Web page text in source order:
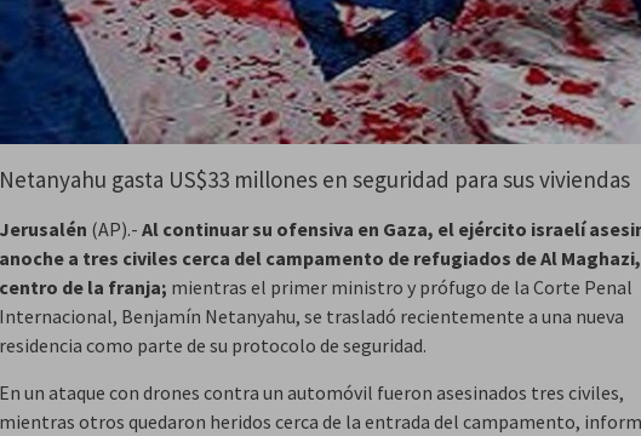
Netanyahu gasta US$33 millones en seguridad para sus viviendas
Jerusalén (AP).- Al continuar su ofensiva en Gaza, el ejército israelí
anoche a tres civiles cerca del campamento de refugiados de Al
centro de la franja; mientras el primer ministro y prófugo de la Corte Penal
Internacional, Benjamín Netanyahu, se trasladó recientemente a una nueva
residencia como parte de su protocolo de seguridad.
En un ataque con drones contra un automóvil fueron asesinados tres civiles,
mientras otros quedaron heridos cerca de la entrada del campamento,